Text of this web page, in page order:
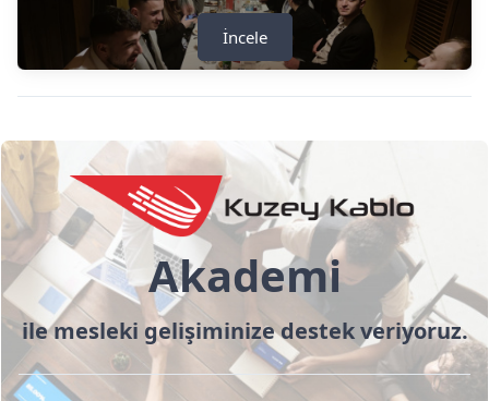
İncele
Akademi
ile mesleki gelişiminize destek veriyoruz.